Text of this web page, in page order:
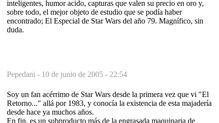
inteligentes, humor acido, capturas que valen su precio en oro y,
sobre todo, el mejor objeto de estudio que se podía haber
encontrado; El Especial de Star Wars del año 79. Magnífico, sin
duda.
Pepedani - 10 de junio de 2005 - 22:54
Soy un fan acérrimo de Star Wars desde la primera vez que vi "El
Retorno..." allá por 1983, y conocía la existencia de esta majadería
desde hace ya muchos años.
En fin, es un subproducto más de la engrasada maquinaria de